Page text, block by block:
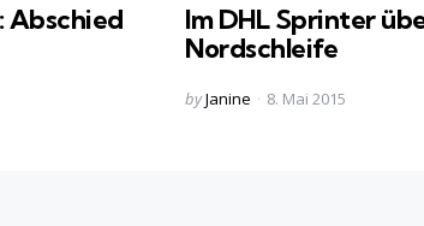
Abschied
Im DHL Sprinter
Nordschleife
Posted
byJanine 8. Mai 2015